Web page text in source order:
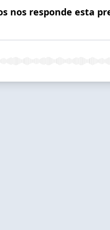
nos responde esta